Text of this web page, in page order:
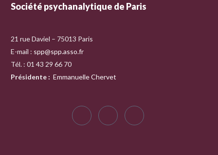
Société psychanalytique de Paris
21 rue Daviel – 75013 Paris
E-mail : spp@spp.asso.fr
Tél. : 01 43 29 66 70
Présidente : Emmanuelle Chervet